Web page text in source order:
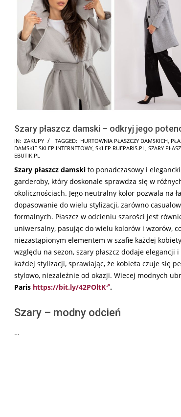
Szary płaszcz damski – odkryj jego
2025-
09-
IN: ZAKUPY TAGGED: HURTOWNIA PŁASZCZY DAMSKICH,
DAMSKIE SKLEP INTERNETOWY, SKLEP RUEPARIS.PL, SZARY
EBUTIK.PL
Szary płaszcz damski to ponadczasowy i
garderoby, który doskonale sprawdza się w
okolicznościach. Jego neutralny kolor pozwala na
dopasowanie do wielu stylizacji, zarówno
formalnych. Płaszcz w odcieniu szarości jest
uniwersalny, pasując do wielu kolorów i wzorów,
niezastąpionym elementem w szafie każdej
względu na sezon, szary płaszcz dodaje elegancji i
każdej stylizacji, sprawiając, że kobieta czuje się
stylowo, niezależnie od okazji. Wiecej modnych
Paris https://bit.ly/42POltK .
Szary – modny odcień
…